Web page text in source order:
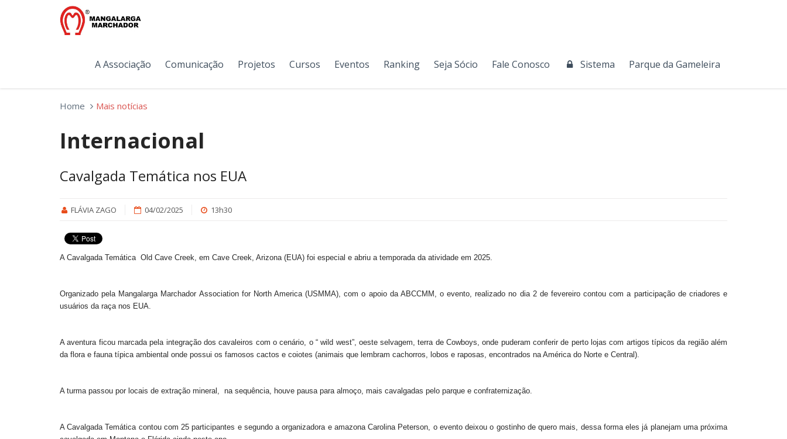
A Associação Comunicação Projetos Cursos Eventos Ranking Seja Sócio Fale Conosco Sistema Parque da Gameleira
Home Mais notícias
Internacional
Cavalgada Temática nos EUA
FLÁVIA ZAGO 04/02/2025 13h30
A Cavalgada Temática Old Cave Creek, em Cave Creek, Arizona (EUA) foi especial e abriu a temporada da atividade em 2025.
Organizado pela Mangalarga Marchador Association for North America (USMMA), com o apoio da ABCCMM, o evento, realizado no dia 2 de fevereiro contou com a participação de criadores e
usuários da raça nos EUA.
A aventura ficou marcada pela integração dos cavaleiros com o cenário, o “ wild west”, oeste selvagem, terra de Cowboys, onde puderam conferir de perto lojas com artigos típicos da região além
da flora e fauna típica ambiental onde possui os famosos cactos e coiotes (animais que lembram cachorros, lobos e raposas, encontrados na América do Norte e Central).
A turma passou por locais de extração mineral, na sequência, houve pausa para almoço, mais cavalgadas pelo parque e confraternização.
A Cavalgada Temática contou com 25 participantes e segundo a organizadora e amazona Carolina Peterson, o evento deixou o gostinho de quero mais, dessa forma eles já planejam uma próxima